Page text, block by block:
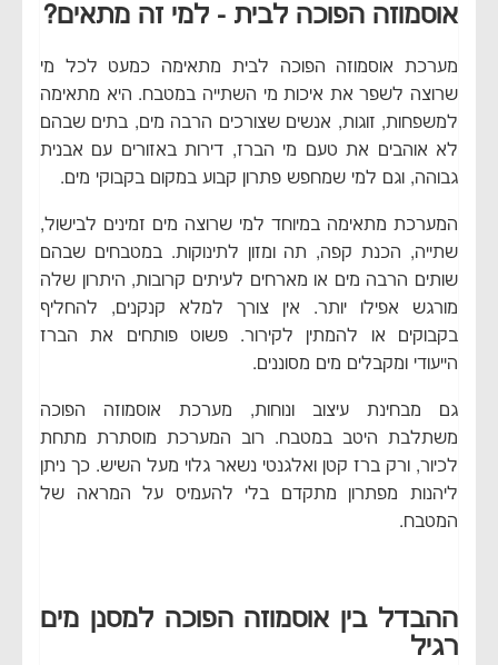
אוסמוזה הפוכה לבית - למי זה מתאים?
מערכת אוסמוזה הפוכה לבית מתאימה כמעט לכל מי
שרוצה לשפר את איכות מי השתייה במטבח. היא מתאימה
למשפחות, זוגות, אנשים שצורכים הרבה מים, בתים שבהם
לא אוהבים את טעם מי הברז, דירות באזורים עם אבנית
גבוהה, וגם למי שמחפש פתרון קבוע במקום בקבוקי מים.
המערכת מתאימה במיוחד למי שרוצה מים זמינים לבישול,
שתייה, הכנת קפה, תה ומזון לתינוקות. במטבחים שבהם
שותים הרבה מים או מארחים לעיתים קרובות, היתרון שלה
מורגש אפילו יותר. אין צורך למלא קנקנים, להחליף
בקבוקים או להמתין לקירור. פשוט פותחים את הברז
הייעודי ומקבלים מים מסוננים.
גם מבחינת עיצוב ונוחות, מערכת אוסמוזה הפוכה
משתלבת היטב במטבח. רוב המערכת מוסתרת מתחת
לכיור, ורק ברז קטן ואלגנטי נשאר גלוי מעל השיש. כך ניתן
ליהנות מפתרון מתקדם בלי להעמיס על המראה של
המטבח.
ההבדל בין אוסמוזה הפוכה למסנן מים
רגיל